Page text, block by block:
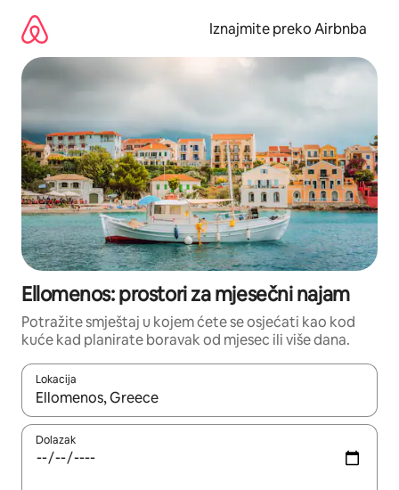
sadržaj
Iznajmite preko Airbnba
Ellomenos: prostori za mjesečni najam
Potražite smještaj u kojem ćete se osjećati kao kod
kuće kad planirate boravak od mjesec ili više dana.
Lokacija
Kada budu dostupni rezultati, moći ćete ih pregledati
Dolazak